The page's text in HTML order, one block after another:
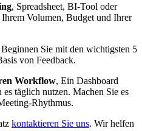
, Spreadsheet, BI-Tool oder
Volumen, Budget und Ihrer
Beginnen Sie mit den wichtigsten 5
von Feedback.
Workflow, Ein Dashboard
täglich nutzen. Machen Sie es
Rhythmus.
kontaktieren Sie uns. Wir helfen